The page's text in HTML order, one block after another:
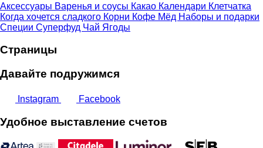
Аксессуары Варенья и соусы Какао Календари Клетчатка
Когда хочется сладкого Корни Кофе Мёд Наборы и подарки
Специи Суперфуд Чай Ягоды
Страницы
Давайте подружимся
Instagram Facebook
Удобное выставление счетов